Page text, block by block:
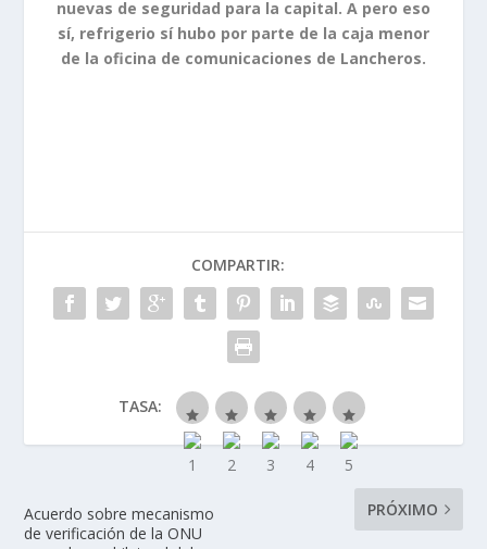
nuevas de seguridad para la capital. A pero eso
sí, refrigerio sí hubo por parte de la caja menor
de la oficina de comunicaciones de Lancheros.
COMPARTIR:
TASA:
Acuerdo sobre mecanismo
de verificación de la ONU
PRÓXIMO